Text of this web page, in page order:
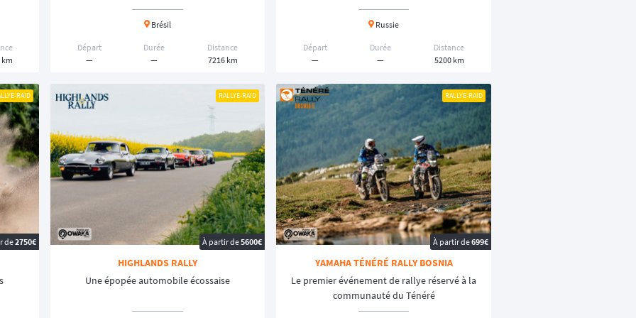
réservoir de carburant plus grand, ce qui est essentiel pour les longues distances en milieu sauvage. De plus, elles
et confort. 🏍️
des
catégories “adventure” ou “expérience”
, sans chronomètre, idéales pour découvrir le rallye-raid
la catégorie, il vous faudra réaliser une préparation minutieusede votre véhicule. Cela est nécessaire non
etvalider le contrôle technique
, mais aussi pour mettre toutes les chances de votre côté afin de
raid
raid. Les pilotes doivent suivre un roadbookdétaillant chaque changement de direction, danger ou point de
et concentration, surtout à haute vitesse ou dans des environnements complexes comme les dunes.
:
d'une application adaptée pour la lecture des traces)
km
Brésil
Départ
—
Durée
—
Distance
7216 km
Russie
Départ
—
Durée
—
Distance
5200 km
RAID
de2750€
RALLYE-RAID
À partir de5600€
HIGHLANDS RALLY
Une épopée automobile écossaise
RALLYE-RAID
À partir de699€
YAMAHA TÉNÉRÉ RALLY BOSNIA
Le premier événement de rallye réservé à la
communauté du Ténéré